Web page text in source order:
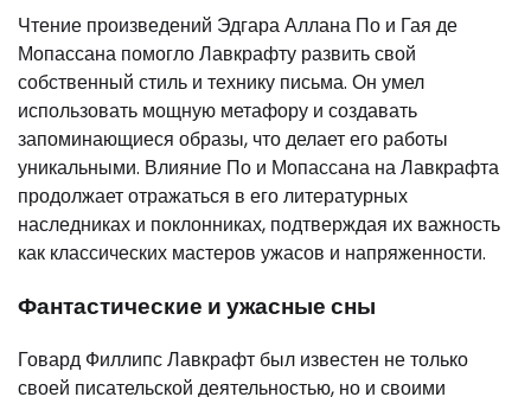
Чтение произведений Эдгара Аллана По и Гая де
Мопассана помогло Лавкрафту развить свой
собственный стиль и технику письма. Он умел
использовать мощную метафору и создавать
запоминающиеся образы, что делает его работы
уникальными. Влияние По и Мопассана на Лавкрафта
продолжает отражаться в его литературных
наследниках и поклонниках, подтверждая их важность
как классических мастеров ужасов и напряженности.
Фантастические и ужасные сны
Говард Филлипс Лавкрафт был известен не только
своей писательской деятельностью, но и своими